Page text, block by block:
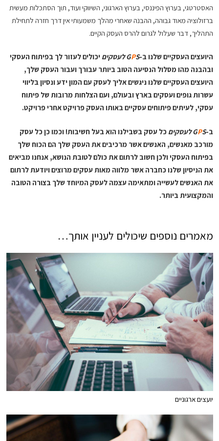
האסטרטגי, בערוץ הפיננסי, בערוץ הארגוני, השיווקי ועוד, תוך הסתכלות מעשית
ברזולוציה מאוד גבוהה, ההבנה שאחרי מהלך משמעותי אין דרך חזרה לתחילת
התהליך, דבר שעלול לגרום להרס העסק הקיים.
היועצים העסקיים שלנו ב- GPS לעסקים
יכולים לעזור לך בפיתוח העסקי
ובהבנה מהו מסלול הנסיעה הטוב ביותר עבורך ועבור העסק שלך,
היועצים העסקיים שלנו ניגשים אליך לעסק עם המון ידע ונסיון בליווי
עשרות גופים ועסקים בארץ ובעולם, ועם הצלחות מרובות של פיתוח
עסקי, לעיתים פיתוחים עסקיים באותו העסק פרויקט אחרי פרויקט.
ב- GPS לעסקים
כל עסק בשבילנו הוא בעל חשיבות! וכמו כן כל עסק
מורכב מאנשים, האנשים אשר מרכיבים את העסק שלך הם הכוח שלך
בפיתוח העסקי ולכן חשוב לרתום את כולם לטובת הנושא, אנחנו מביאים
את הניסיון שלנו כחברה אשר מלווה מאות עסקים מרוצים ויודעת לרתום
את האנשים לעשייה ומתאימה עצמה לעסק המיוחד שלך בצורה הטובה
והמקצועית ביותר.
מאמרים נוספים שיכולים לעניין אותך…
יועצים ארגוניים